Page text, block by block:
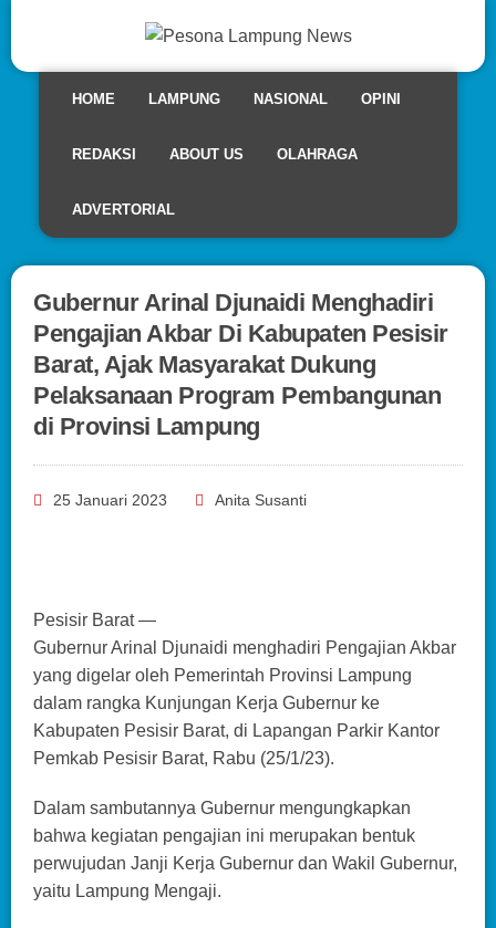
HOME LAMPUNG NASIONAL OPINI
REDAKSI ABOUT US OLAHRAGA
ADVERTORIAL
Gubernur Arinal Djunaidi Menghadiri
Pengajian Akbar Di Kabupaten Pesisir
Barat, Ajak Masyarakat Dukung
Pelaksanaan Program Pembangunan
di Provinsi Lampung
25 Januari 2023 Anita Susanti
Pesisir Barat —
Gubernur Arinal Djunaidi menghadiri Pengajian Akbar
yang digelar oleh Pemerintah Provinsi Lampung
dalam rangka Kunjungan Kerja Gubernur ke
Kabupaten Pesisir Barat, di Lapangan Parkir Kantor
Pemkab Pesisir Barat, Rabu (25/1/23).
Dalam sambutannya Gubernur mengungkapkan
bahwa kegiatan pengajian ini merupakan bentuk
perwujudan Janji Kerja Gubernur dan Wakil Gubernur,
yaitu Lampung Mengaji.